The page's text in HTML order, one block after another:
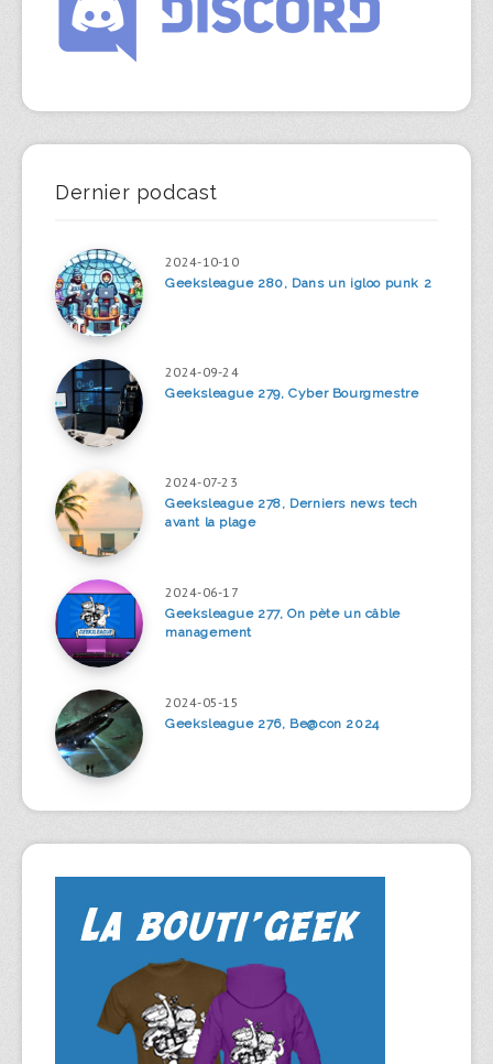
Dernier podcast
2024-10-10
Geeksleague 280, Dans un igloo punk 2
2024-09-24
Geeksleague 279, Cyber Bourgmestre
2024-07-23
Geeksleague 278, Derniers news tech
avant la plage
2024-06-17
Geeksleague 277, On pète un câble
management
2024-05-15
Geeksleague 276, Be@con 2024